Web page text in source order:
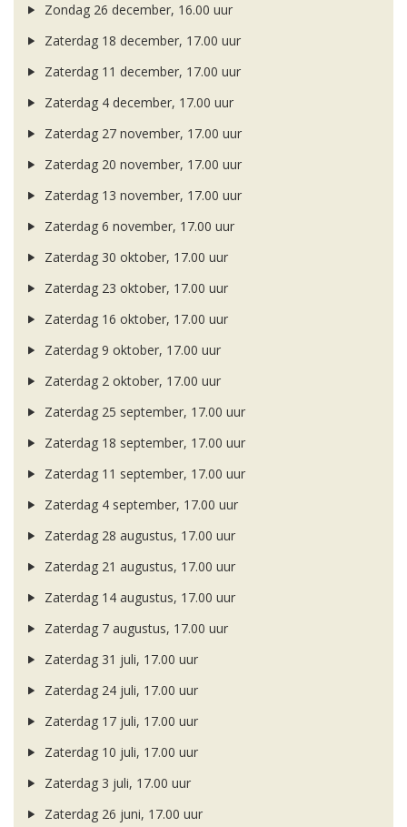
Zondag 26 december, 16.00 uur
Zaterdag 18 december, 17.00 uur
Zaterdag 11 december, 17.00 uur
Zaterdag 4 december, 17.00 uur
Zaterdag 27 november, 17.00 uur
Zaterdag 20 november, 17.00 uur
Zaterdag 13 november, 17.00 uur
Zaterdag 6 november, 17.00 uur
Zaterdag 30 oktober, 17.00 uur
Zaterdag 23 oktober, 17.00 uur
Zaterdag 16 oktober, 17.00 uur
Zaterdag 9 oktober, 17.00 uur
Zaterdag 2 oktober, 17.00 uur
Zaterdag 25 september, 17.00 uur
Zaterdag 18 september, 17.00 uur
Zaterdag 11 september, 17.00 uur
Zaterdag 4 september, 17.00 uur
Zaterdag 28 augustus, 17.00 uur
Zaterdag 21 augustus, 17.00 uur
Zaterdag 14 augustus, 17.00 uur
Zaterdag 7 augustus, 17.00 uur
Zaterdag 31 juli, 17.00 uur
Zaterdag 24 juli, 17.00 uur
Zaterdag 17 juli, 17.00 uur
Zaterdag 10 juli, 17.00 uur
Zaterdag 3 juli, 17.00 uur
Zaterdag 26 juni, 17.00 uur